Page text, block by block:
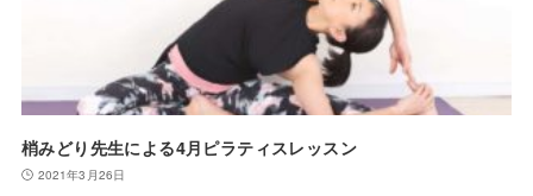
梢みどり先生による4月ピラティスレッスン
2021年3月26日